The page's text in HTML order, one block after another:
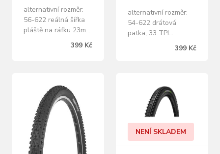
alternativní rozměr:
56-622 reálná šířka
pláště na ráfku 23mm
při tlaku 3bary: 54mm
drátová patka, 33 TPI
baleno volně s
přebalovou kartou
FORCE
399 Kč
alternativní rozměr:
54-622 drátová
patka, 33 TPI
maximální tlak: 4,5
přebalovou kartou
399 Kč
NENÍ SKLADEM